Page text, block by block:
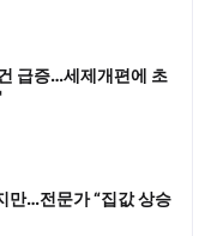
급증…세제개편에 초
만…전문가 “집값 상승